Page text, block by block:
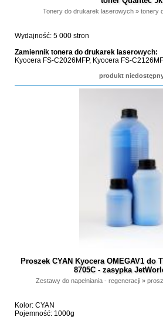
Tonery do drukarek laserowych» tonery
Wydajność: 5 000 stron
Zamiennik tonera do drukarek laserowych:
Kyocera FS-C2026MFP, Kyocera FS-
produkt
Proszek CYAN Kyocera OMEGAV1 do
8705C - zasypka
Zestawy do napełniania - regeneracji »
Kolor: CYAN
Pojemność: 1000g